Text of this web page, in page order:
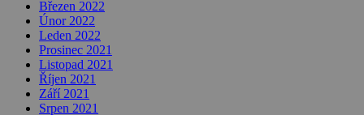
Březen 2022
Únor 2022
Leden 2022
Prosinec 2021
Listopad 2021
Říjen 2021
Září 2021
Srpen 2021